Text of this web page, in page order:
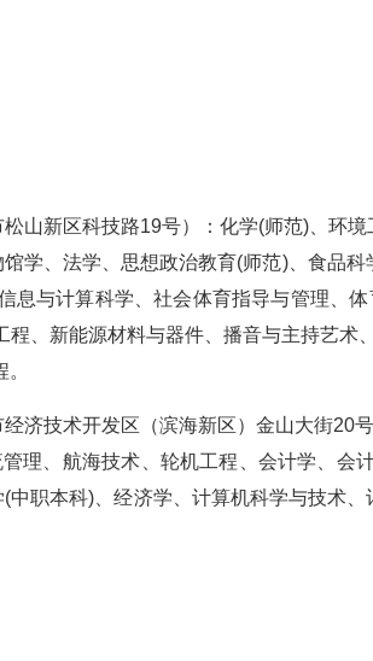
山新区科技路19号）：化学(师范)、环
学、法学、思想政治教育(师范)、食品
息与计算科学、社会体育指导与管理、
、新能源材料与器件、播音与主持艺术
济技术开发区（滨海新区）金山大街20
理、航海技术、轮机工程、会计学、会
职本科)、经济学、计算机科学与技术